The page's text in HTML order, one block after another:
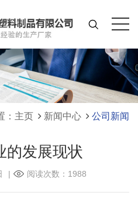
：主页 新闻中心 公司新闻
的发展现状
| 阅读次数：1988